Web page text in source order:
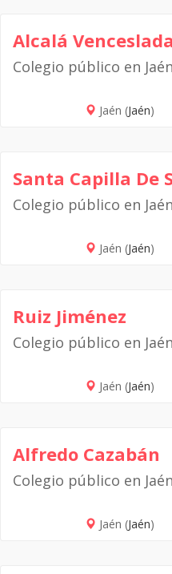
Alcalá Venceslada
Colegio público en Jaén
Jaén (Jaén)
Santa Capilla De
Colegio público en Jaén
Jaén (Jaén)
Ruiz Jiménez
Colegio público en Jaén
Jaén (Jaén)
Alfredo Cazabán
Colegio público en Jaén
Jaén (Jaén)